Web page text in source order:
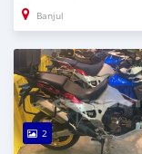
Banjul
2